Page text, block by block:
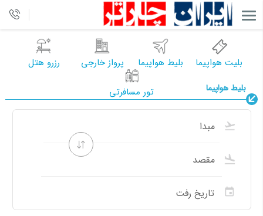
بلیت هواپیما بلیط هواپیما پرواز خارجی رزرو هتل
تور مسافرتی بلیط هواپیما